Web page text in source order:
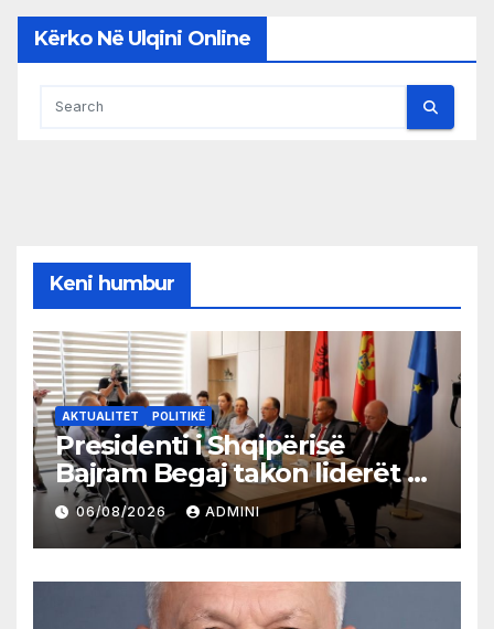
Kërko Në Ulqini Online
Keni humbur
AKTUALITET POLITIKË
Presidenti i Shqipërisë
Bajram Begaj takon liderët e
partive shqiptare në Ulqin
06/08/2026 ADMINI